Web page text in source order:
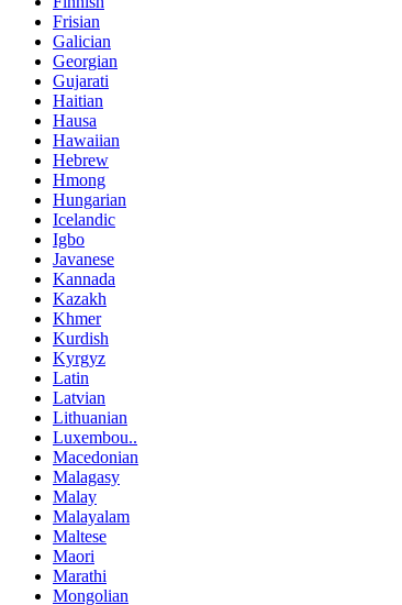
Frisian
Galician
Georgian
Gujarati
Haitian
Hausa
Hawaiian
Hebrew
Hmong
Hungarian
Icelandic
Igbo
Javanese
Kannada
Kazakh
Khmer
Kurdish
Kyrgyz
Latin
Latvian
Lithuanian
Luxembou..
Macedonian
Malagasy
Malay
Malayalam
Maltese
Maori
Marathi
Mongolian